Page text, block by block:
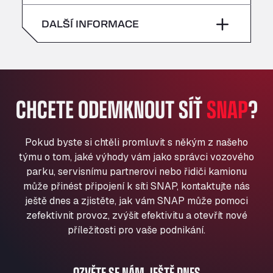
Klaverbladstaat 21, 3560
American Truck Wash
Andamur La Junquera
Andamur Pamplona
A-15 Salida Imarcoain, 31119
Andamur San Roman II
Aut A1 Exit 385, 01207
Anglia Motel
Washway Road, PE12 8LT
Anpol Sp. z o.o.
Aqua Ariva GmbH
neděle –
neděle –
DALŠÍ INFORMACE
CHCETE ODEMKNOUT SÍŤSNAP?
Pokud byste si chtěli promluvit s někým z našeho
týmu o tom, jaké výhody vám jako správci vozového
parku, servisnímu partnerovi nebo řidiči kamionu
může přinést připojení k síti SNAP, kontaktujte nás
ještě dnes a zjistěte, jak vám SNAP může pomoci
zefektivnit provoz, zvýšit efektivitu a otevřít nové
příležitosti pro vaše podnikání.